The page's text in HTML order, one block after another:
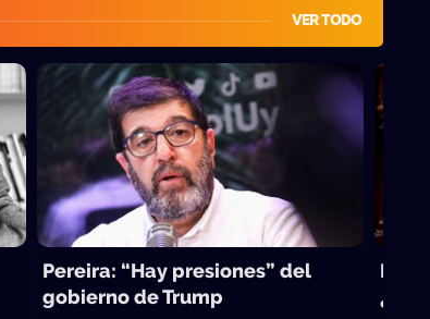
VER TODO
Pereira: “Hay presiones” del
gobierno de Trump
La